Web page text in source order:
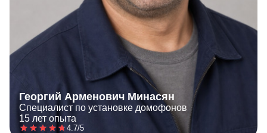
Георгий Арменович Минасян
Специалист по установке домофонов
15 лет опыта
4.7/5